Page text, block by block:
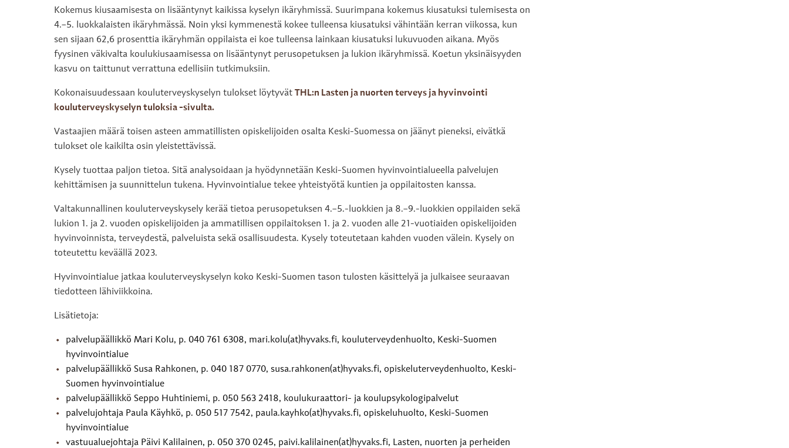
Kokemus kiusaamisesta on lisääntynyt kaikissa kyselyn ikäryhmissä. Suurimpana kokemus kiusatuksi tulemisesta on
4.–5. luokkalaisten ikäryhmässä. Noin yksi kymmenestä kokee tulleensa kiusatuksi vähintään kerran viikossa, kun
sen sijaan 62,6 prosenttia ikäryhmän oppilaista ei koe tulleensa lainkaan kiusatuksi lukuvuoden aikana. Myös
fyysinen väkivalta koulukiusaamisessa on lisääntynyt perusopetuksen ja lukion ikäryhmissä. Koetun yksinäisyyden
kasvu on taittunut verrattuna edellisiin tutkimuksiin.
Kokonaisuudessaan kouluterveyskyselyn tulokset löytyvät THL:n Lasten ja nuorten terveys ja hyvinvointi
kouluterveyskyselyn tuloksia -sivulta.
Vastaajien määrä toisen asteen ammatillisten opiskelijoiden osalta Keski-Suomessa on jäänyt pieneksi, eivätkä
tulokset ole kaikilta osin yleistettävissä.
Kysely tuottaa paljon tietoa. Sitä analysoidaan ja hyödynnetään Keski-Suomen hyvinvointialueella palvelujen
kehittämisen ja suunnittelun tukena. Hyvinvointialue tekee yhteistyötä kuntien ja oppilaitosten kanssa.
Valtakunnallinen kouluterveyskysely kerää tietoa perusopetuksen 4.–5.-luokkien ja 8.–9.-luokkien oppilaiden sekä
lukion 1. ja 2. vuoden opiskelijoiden ja ammatillisen oppilaitoksen 1. ja 2. vuoden alle 21-vuotiaiden opiskelijoiden
hyvinvoinnista, terveydestä, palveluista sekä osallisuudesta. Kysely toteutetaan kahden vuoden välein. Kysely on
toteutettu keväällä 2023.
Hyvinvointialue jatkaa kouluterveyskyselyn koko Keski-Suomen tason tulosten käsittelyä ja julkaisee seuraavan
tiedotteen lähiviikkoina.
Lisätietoja:
palvelupäällikkö Mari Kolu, p. 040 761 6308, mari.kolu(at)hyvaks.fi, kouluterveydenhuolto, Keski-Suomen
hyvinvointialue
palvelupäällikkö Susa Rahkonen, p. 040 187 0770, susa.rahkonen(at)hyvaks.fi, opiskeluterveydenhuolto, Keski-
Suomen hyvinvointialue
palvelupäällikkö Seppo Huhtiniemi, p. 050 563 2418, koulukuraattori- ja koulupsykologipalvelut
palvelujohtaja Paula Käyhkö, p. 050 517 7542, paula.kayhko(at)hyvaks.fi, opiskeluhuolto, Keski-Suomen
hyvinvointialue
vastuualuejohtaja Päivi Kalilainen, p. 050 370 0245, paivi.kalilainen(at)hyvaks.fi, Lasten, nuorten ja perheiden